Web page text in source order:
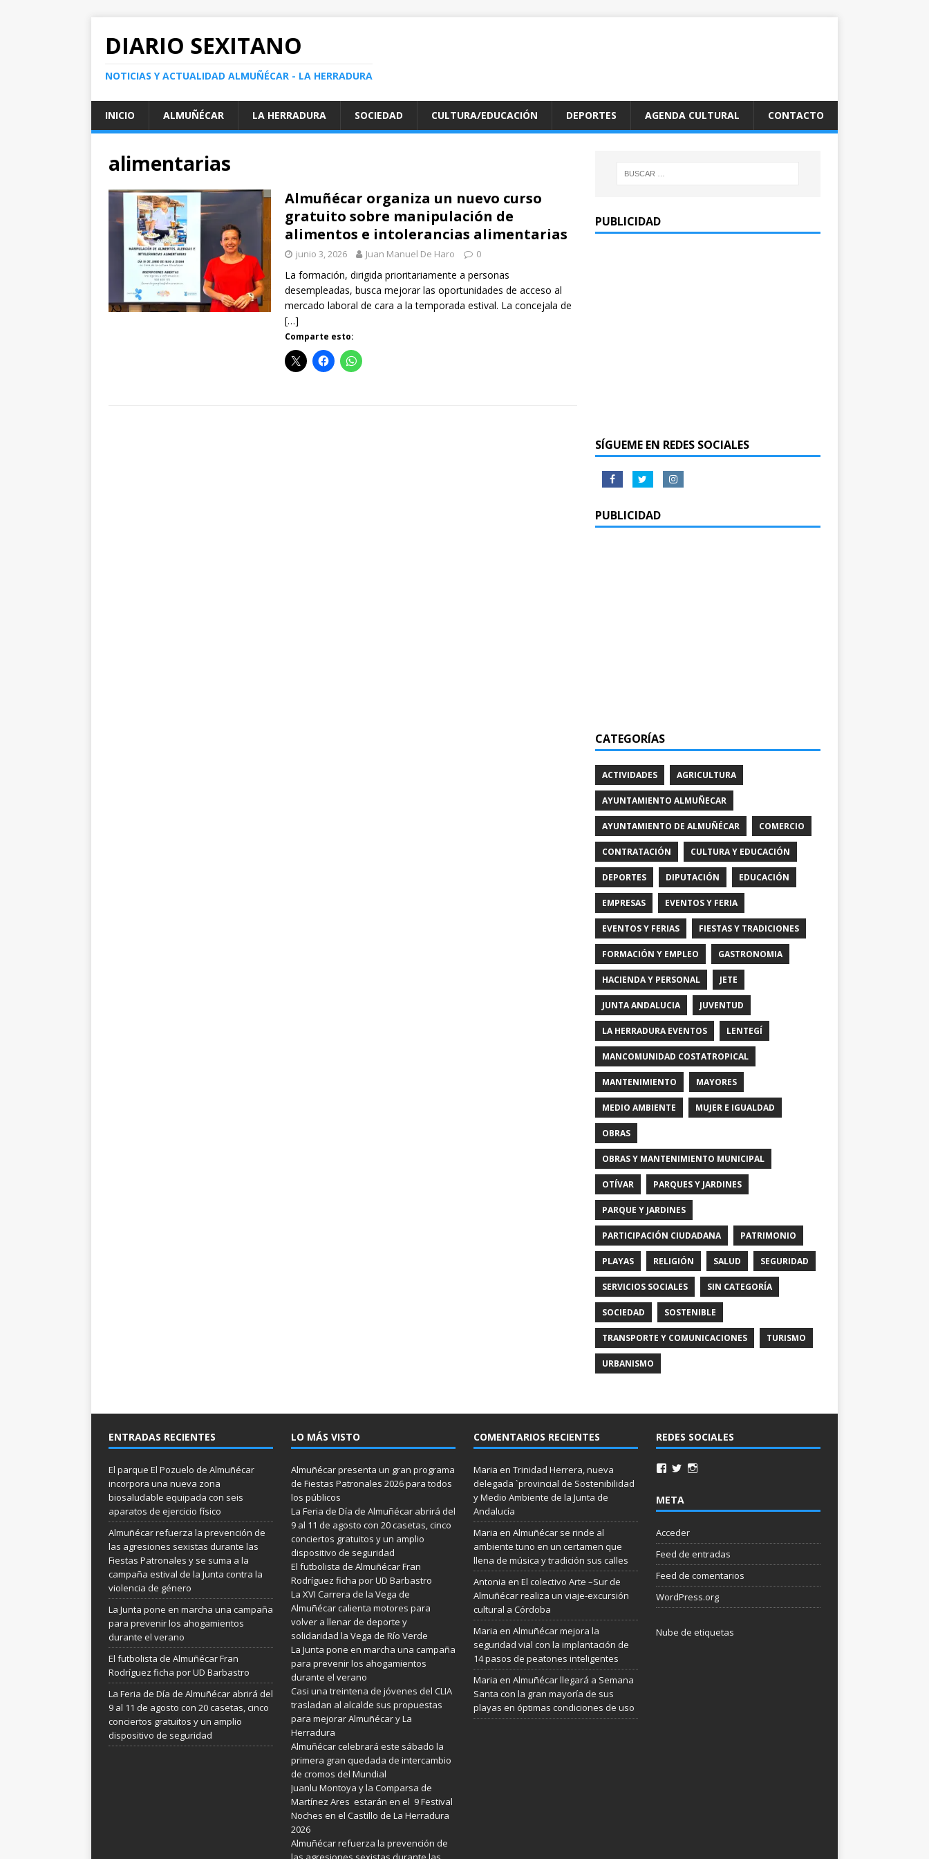
DIARIO SEXITANO
NOTICIAS Y ACTUALIDAD ALMUÑÉCAR - LA HERRADURA
INICIO ALMUÑÉCAR LA HERRADURA SOCIEDAD CULTURA/EDUCACIÓN DEPORTES AGENDA CULTURAL CONTACTO
alimentarias
Almuñécar organiza un nuevo curso
gratuito sobre manipulación de
alimentos e intolerancias alimentarias
junio 3, 2026 Juan Manuel De Haro 0
La formación, dirigida prioritariamente a personas
desempleadas, busca mejorar las oportunidades de acceso al
mercado laboral de cara a la temporada estival. La concejala de
[…]
Comparte esto:
PUBLICIDAD
SÍGUEME EN REDES SOCIALES
PUBLICIDAD
CATEGORÍAS
ACTIVIDADES AGRICULTURA
AYUNTAMIENTO ALMUÑECAR
AYUNTAMIENTO DE ALMUÑÉCAR COMERCIO
CONTRATACIÓN CULTURA Y EDUCACIÓN
DEPORTES DIPUTACIÓN EDUCACIÓN
EMPRESAS EVENTOS Y FERIA
EVENTOS Y FERIAS FIESTAS Y TRADICIONES
FORMACIÓN Y EMPLEO GASTRONOMIA
HACIENDA Y PERSONAL JETE
JUNTA ANDALUCIA JUVENTUD
LA HERRADURA EVENTOS LENTEGÍ
MANCOMUNIDAD COSTATROPICAL
MANTENIMIENTO MAYORES
MEDIO AMBIENTE MUJER E IGUALDAD
OBRAS
OBRAS Y MANTENIMIENTO MUNICIPAL
OTÍVAR PARQUES Y JARDINES
PARQUE Y JARDINES
PARTICIPACIÓN CIUDADANA PATRIMONIO
PLAYAS RELIGIÓN SALUD SEGURIDAD
SERVICIOS SOCIALES SIN CATEGORÍA
SOCIEDAD SOSTENIBLE
TRANSPORTE Y COMUNICACIONES TURISMO
URBANISMO
ENTRADAS RECIENTES
El parque El Pozuelo de Almuñécar
incorpora una nueva zona
biosaludable equipada con seis
aparatos de ejercicio físico
Almuñécar refuerza la prevención de
las agresiones sexistas durante las
Fiestas Patronales y se suma a la
campaña estival de la Junta contra la
violencia de género
La Junta pone en marcha una campaña
para prevenir los ahogamientos
durante el verano
El futbolista de Almuñécar Fran
Rodríguez ficha por UD Barbastro
La Feria de Día de Almuñécar abrirá del
9 al 11 de agosto con 20 casetas, cinco
conciertos gratuitos y un amplio
dispositivo de seguridad
LO MÁS VISTO
Almuñécar presenta un gran programa
de Fiestas Patronales 2026 para todos
los públicos
La Feria de Día de Almuñécar abrirá del
9 al 11 de agosto con 20 casetas, cinco
conciertos gratuitos y un amplio
dispositivo de seguridad
El futbolista de Almuñécar Fran
Rodríguez ficha por UD Barbastro
La XVI Carrera de la Vega de
Almuñécar calienta motores para
volver a llenar de deporte y
solidaridad la Vega de Río Verde
La Junta pone en marcha una campaña
para prevenir los ahogamientos
durante el verano
Casi una treintena de jóvenes del CLIA
trasladan al alcalde sus propuestas
para mejorar Almuñécar y La
Herradura
Almuñécar celebrará este sábado la
primera gran quedada de intercambio
de cromos del Mundial
Juanlu Montoya y la Comparsa de
Martínez Ares estarán en el 9 Festival
Noches en el Castillo de La Herradura
2026
Almuñécar refuerza la prevención de
COMENTARIOS RECIENTES
Maria en Trinidad Herrera, nueva
delegada `provincial de Sostenibilidad
y Medio Ambiente de la Junta de
Andalucía
Maria en Almuñécar se rinde al
ambiente tuno en un certamen que
llena de música y tradición sus calles
Antonia en El colectivo Arte –Sur de
Almuñécar realiza un viaje-excursión
cultural a Córdoba
Maria en Almuñécar mejora la
seguridad vial con la implantación de
14 pasos de peatones inteligentes
Maria en Almuñécar llegará a Semana
Santa con la gran mayoría de sus
playas en óptimas condiciones de uso
REDES SOCIALES
META
Acceder
Feed de entradas
Feed de comentarios
WordPress.org
Nube de etiquetas